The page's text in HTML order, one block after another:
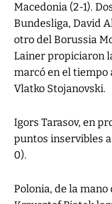
Macedonia (2-1).
Bundesliga, David
otro del Borussia
Lainer propiciaron
marcó en el tiempo
Vlatko Stojanovski.
Igors Tarasov, en
puntos inservibles
0).
Polonia, de la